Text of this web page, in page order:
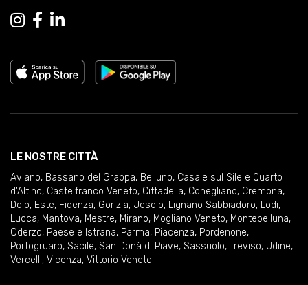
LE NOSTRE CITTÀ
Aviano, Bassano del Grappa, Belluno, Casale sul Sile e Quarto
d'Altino, Castelfranco Veneto, Cittadella, Conegliano, Cremona,
Dolo, Este, Fidenza, Gorizia, Jesolo, Lignano Sabbiadoro, Lodi,
Lucca, Mantova, Mestre, Mirano, Mogliano Veneto, Montebelluna,
Oderzo, Paese e Istrana, Parma, Piacenza, Pordenone,
Portogruaro, Sacile, San Donà di Piave, Sassuolo, Treviso, Udine,
Vercelli, Vicenza, Vittorio Veneto